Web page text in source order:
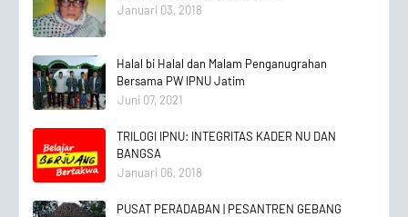
Januari 03, 2018
Halal bi Halal dan Malam Penganugrahan
Bersama PW IPNU Jatim
Juni 07, 2021
TRILOGI IPNU: INTEGRITAS KADER NU DAN
BANGSA
Januari 06, 2018
PUSAT PERADABAN | PESANTREN GEBANG